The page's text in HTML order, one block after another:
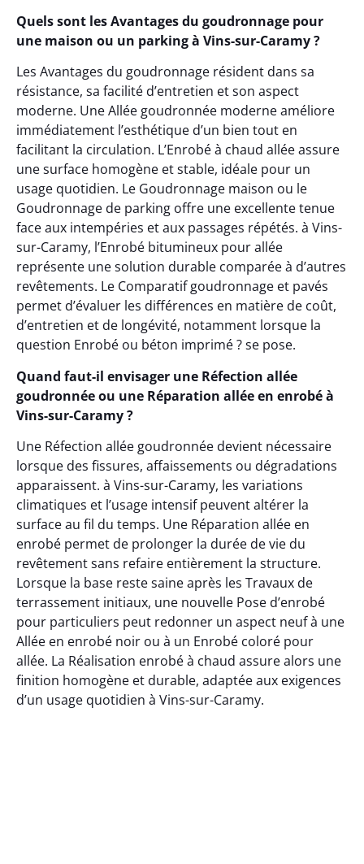
Quels sont les Avantages du goudronnage pour
une maison ou un parking à Vins-sur-Caramy ?
Les Avantages du goudronnage résident dans sa
résistance, sa facilité d’entretien et son aspect
moderne. Une Allée goudronnée moderne améliore
immédiatement l’esthétique d’un bien tout en
facilitant la circulation. L’Enrobé à chaud allée assure
une surface homogène et stable, idéale pour un
usage quotidien. Le Goudronnage maison ou le
Goudronnage de parking offre une excellente tenue
face aux intempéries et aux passages répétés. à Vins-
sur-Caramy, l’Enrobé bitumineux pour allée
représente une solution durable comparée à d’autres
revêtements. Le Comparatif goudronnage et pavés
permet d’évaluer les différences en matière de coût,
d’entretien et de longévité, notamment lorsque la
question Enrobé ou béton imprimé ? se pose.
Quand faut-il envisager une Réfection allée
goudronnée ou une Réparation allée en enrobé à
Vins-sur-Caramy ?
Une Réfection allée goudronnée devient nécessaire
lorsque des fissures, affaissements ou dégradations
apparaissent. à Vins-sur-Caramy, les variations
climatiques et l’usage intensif peuvent altérer la
surface au fil du temps. Une Réparation allée en
enrobé permet de prolonger la durée de vie du
revêtement sans refaire entièrement la structure.
Lorsque la base reste saine après les Travaux de
terrassement initiaux, une nouvelle Pose d’enrobé
pour particuliers peut redonner un aspect neuf à une
Allée en enrobé noir ou à un Enrobé coloré pour
allée. La Réalisation enrobé à chaud assure alors une
finition homogène et durable, adaptée aux exigences
d’un usage quotidien à Vins-sur-Caramy.